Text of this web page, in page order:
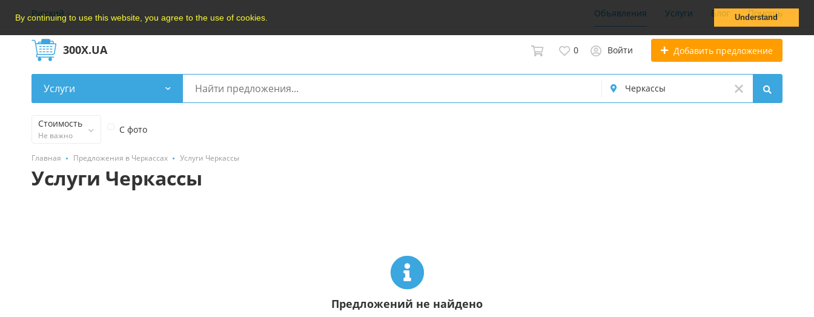
By continuing to use this website, you agree to the use of cookies. Understand
Русский Объявления Услуги Блог Помощь
300X.UA 0 Войти Добавить предложение
Услуги
Стоимость
Не важно
С фото
Главная Предложения в Черкассах Услуги Черкассы
Услуги Черкассы
Предложений не найдено